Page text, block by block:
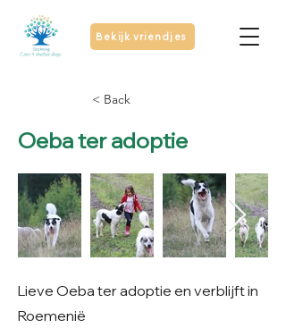
Bekijk vriendjes
< Back
Oeba ter adoptie
Lieve Oeba ter adoptie en verblijft in
Roemenië